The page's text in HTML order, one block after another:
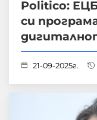
Politico:
си
21-09-2025г.